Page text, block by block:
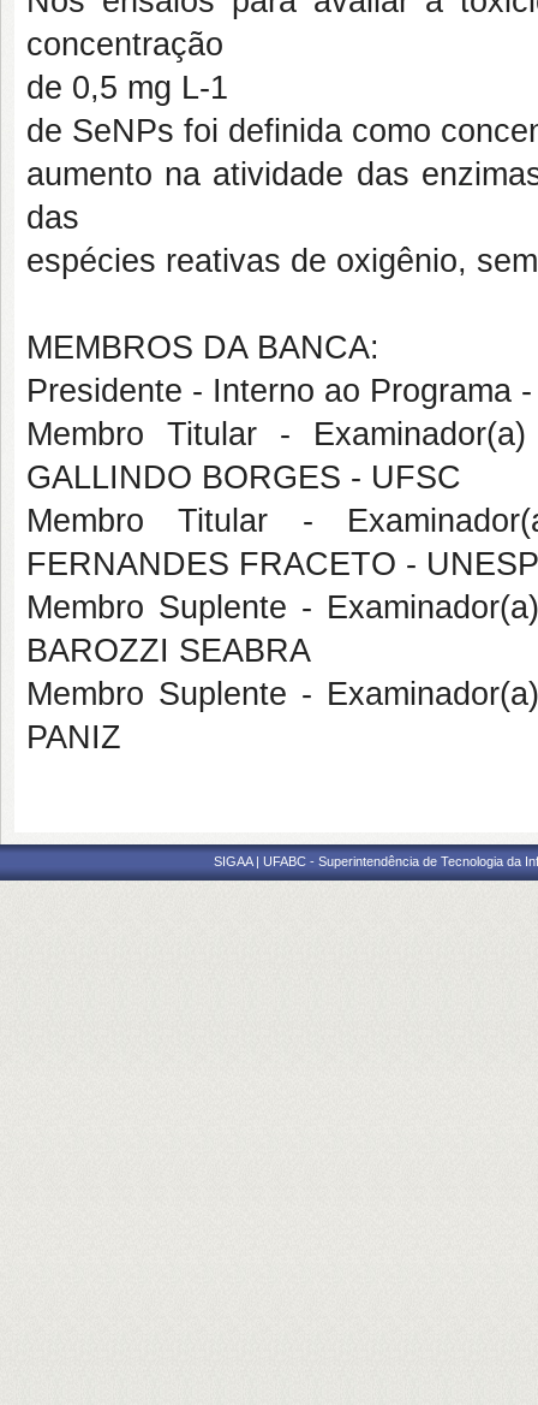
concentração
de 0,5 mg L-1
de SeNPs foi definida como
aumento na atividade das
das
espécies reativas de oxigênio,
MEMBROS DA BANCA:
Presidente - Interno ao Programa
Membro Titular -
GALLINDO BORGES - UFSC
Membro Titular -
FERNANDES FRACETO - UNESP
Membro Suplente -
BAROZZI SEABRA
Membro Suplente -
PANIZ
SIGAA | UFABC - Superintendência de Tecnologia da